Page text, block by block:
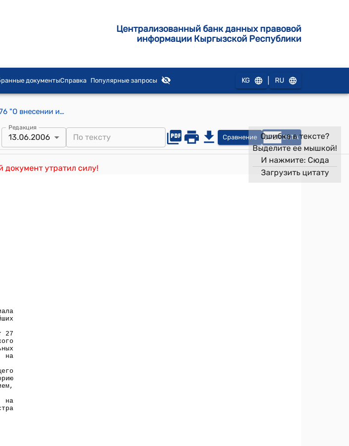
Централизованный банк данных правовой
информации Кыргызской Республики
документыСправка Популярные запросы KG RU
Постановление Правительства КР от 13 декабря 2005 года № 576 "О внесении изменения в постановление Правительства Кыргызской Республики от 27 мая 2004 года № 391 «Об утверждении базовых перечней технологического оборудования и учебных пособий, научных изданий и школьных принадлежностей, подлежащих освобождению от уплаты НДС при импорте на таможенную территорию Кыргызской Республики»
Редакция
13.06.2006 Сравнение OPEN DATA
утратил силу!
Ошибка в тексте?
Выделите ее мышкой!
И нажмите: Сюда
Загрузить цитату